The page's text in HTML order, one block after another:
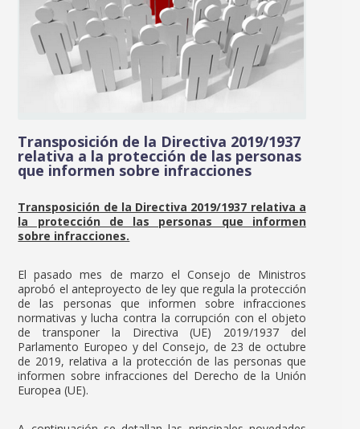
Transposición de la Directiva 2019/1937
relativa a la protección de las personas
que informen sobre infracciones
Transposición de la Directiva 2019/1937 relativa a
la protección de las personas que informen
sobre infracciones.
El pasado mes de marzo el Consejo de Ministros
aprobó el anteproyecto de ley que regula la protección
de las personas que informen sobre infracciones
normativas y lucha contra la corrupción con el objeto
de transponer la Directiva (UE) 2019/1937 del
Parlamento Europeo y del Consejo, de 23 de octubre
de 2019, relativa a la protección de las personas que
informen sobre infracciones del Derecho de la Unión
Europea (UE).